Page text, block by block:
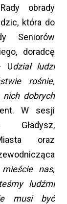
obrady
która do
Seniorów
doradcę
Udział ludzi
rośnie,
dobrych
W sesji
Gładysz,
oraz
nas,
ludźmi
musi być